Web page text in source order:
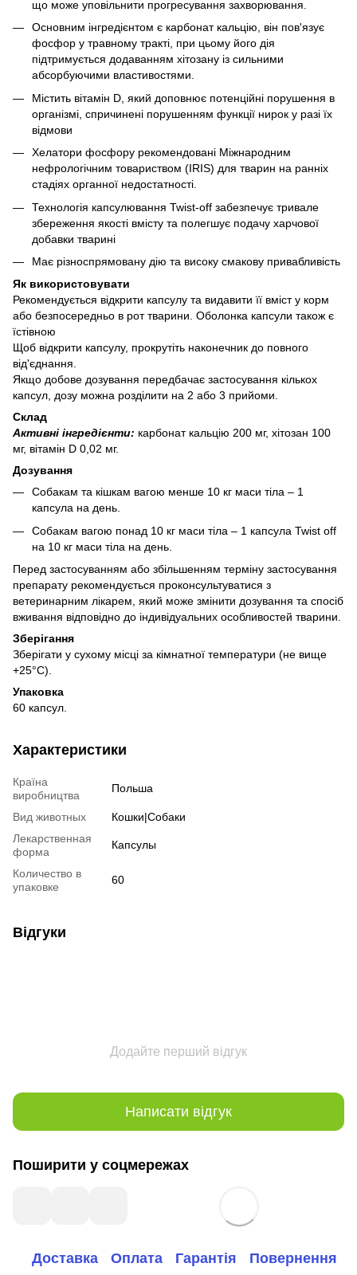
що може уповільнити прогресування захворювання.
Основним інгредієнтом є карбонат кальцію, він пов'язує
фосфор у травному тракті, при цьому його дія
підтримується додаванням хітозану із сильними
абсорбуючими властивостями.
Містить вітамін D, який доповнює потенційні порушення в
організмі, спричинені порушенням функції нирок у разі їх
відмови
Хелатори фосфору рекомендовані Міжнародним
нефрологічним товариством (IRIS) для тварин на ранніх
стадіях органної недостатності.
Технологія капсулювання Twist-off забезпечує тривале
збереження якості вмісту та полегшує подачу харчової
добавки тварині
Має різноспрямовану дію та високу смакову привабливість
Як використовувати
Рекомендується відкрити капсулу та видавити її вміст у корм
або безпосередньо в рот тварини. Оболонка капсули також є
їстівною
Щоб відкрити капсулу, прокрутіть наконечник до повного
від'єднання.
Якщо добове дозування передбачає застосування кількох
капсул, дозу можна розділити на 2 або 3 прийоми.
Склад
Активні інгредієнти: карбонат кальцію 200 мг, хітозан 100
мг, вітамін D 0,02 мг.
Дозування
Собакам та кішкам вагою менше 10 кг маси тіла – 1
капсула на день.
Собакам вагою понад 10 кг маси тіла – 1 капсула Twist off
на 10 кг маси тіла на день.
Перед застосуванням або збільшенням терміну застосування
препарату рекомендується проконсультуватися з
ветеринарним лікарем, який може змінити дозування та спосіб
вживання відповідно до індивідуальних особливостей тварини.
Зберігання
Зберігати у сухому місці за кімнатної температури (не вище
+25°С).
Упаковка
60 капсул.
Характеристики
Країна
виробництва
Польша
Вид животных
Кошки|Собаки
Лекарственная
форма
Капсулы
Количество в
упаковке
60
Відгуки
Додайте перший відгук
Написати відгук
Поширити у соцмережах
Доставка Оплата Гарантія Повернення